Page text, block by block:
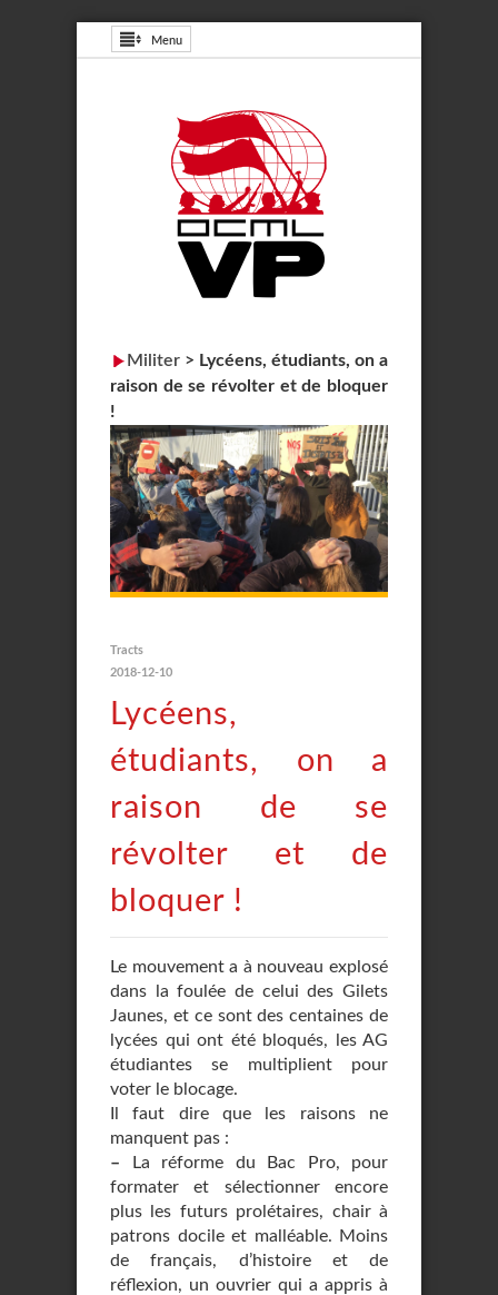
Menu
Militer > Lycéens, étudiants, on a
raison de se révolter et de bloquer
!
Tracts
2018-12-10
Lycéens,
étudiants, on a
raison de se
révolter et de
bloquer !
Le mouvement a à nouveau explosé
dans la foulée de celui des Gilets
Jaunes, et ce sont des centaines de
lycées qui ont été bloqués, les AG
étudiantes se multiplient pour
voter le blocage.
Il faut dire que les raisons ne
manquent pas :
– La réforme du Bac Pro, pour
formater et sélectionner encore
plus les futurs prolétaires, chair à
patrons docile et malléable. Moins
de français, d’histoire et de
réflexion, un ouvrier qui a appris à